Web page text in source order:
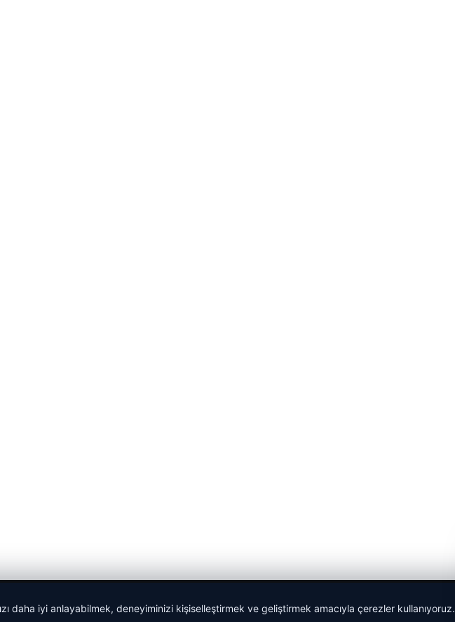
daha iyi anlayabilmek, deneyiminizi kişiselleştirmek ve geliştirmek amacıyla çerezler kullanıyoruz.